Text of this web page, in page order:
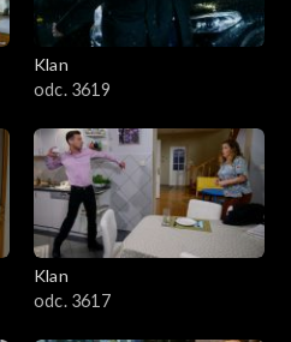
Klan
odc. 3619
Klan
odc. 3617